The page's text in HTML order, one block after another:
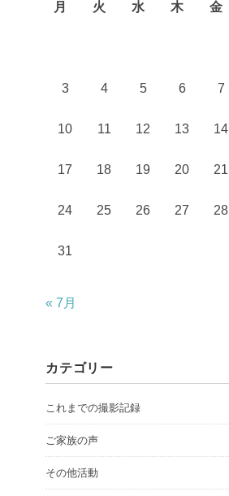
月 火 水 木 金
3 4 5 6 7
10 11 12 13 14
17 18 19 20 21
24 25 26 27 28
31
« 7月
カテゴリー
これまでの撮影記録
ご家族の声
その他活動